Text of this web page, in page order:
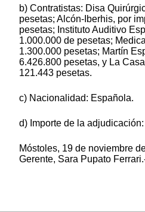
b) Contratistas: Disa
pesetas; Alcón-Iberhis, por
pesetas; Instituto Auditivo
1.000.000 de pesetas;
1.300.000 pesetas; Martín
6.426.800 pesetas, y La
121.443 pesetas.
c) Nacionalidad: Española.
d) Importe de la
Móstoles, 19 de noviembre
Gerente, Sara Pupato